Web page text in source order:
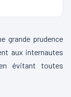
grande prudence
aux internautes
évitant toutes